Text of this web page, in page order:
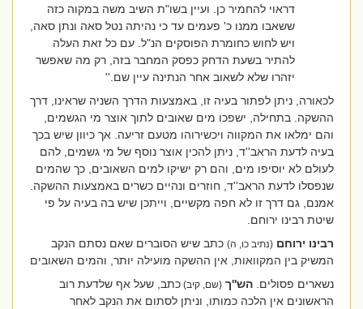
דראוי להחמיר כן. ועיין בשו"ת השיב משה במקוה כזה
ששאבו ממנו כ' פעמים עד כי נהיתה נטל סאה ונתן סאה,
ויש לחוש כחומרת הפוסקים הנ"ל. עם כל זאת העלה
להתיר בשעת הדחק כפסק המחבר בזה, רק מה שאפשר
יזהרו שלא לשאוב אחר הנתינה עיין שם.''
לכאורה, ניתן לפתור בעיה זו, באמצעות הדרך השניה שראינו, דרך
ההשקה. בתחילה, ישפכו מים שאובים לתוך אוצר מי הגשמים,
והם ימלאו את המקווה ויכשירוהו מטעם זריעה. אך כיוון שיש בכך
בעיה לדעת הראב''ד, ניתן להכין אוצר נוסף של מי גשמים, להם
לעולם לא יוסיפו מים, והם רק ישיקו למים השאובים, כך שהמים
שנפסלו לדעת הראב''ד, חוזרים ונהיים כשרים באמצעות ההשקה.
אמנם, גם דרך זו לא חפה מקשיים, וייתכן שיש בה בעיה על פי
שיטת רבינו ירוחם.
רבינו ירוחם (נתיב כו, ה) כתב שיש הסוברים שאם נסתם הנקב
המשיק בין המקוואות, אין ההשקה מועילה יותר, והמים השאובים
נשארים פסולים.הש''ך (שם, קיב)כתב, שעל אף שלדעת רוב
הראשונים אין הלכה כמותו, וניתן לסתום את הנקב לאחר